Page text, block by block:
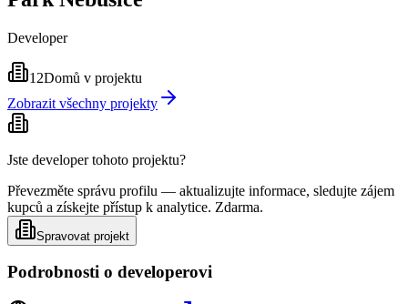
Developer
12Domů v projektu
Zobrazit všechny projekty
Jste developer tohoto projektu?
Převezměte správu profilu — aktualizujte informace, sledujte zájem
kupců a získejte přístup k analytice. Zdarma.
Spravovat projekt
Podrobnosti o developerovi